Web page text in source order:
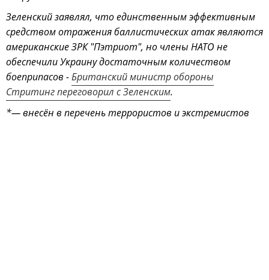
Зеленский заявлял, что единственным эффективным
средством отражения баллистических атак являются
американские ЗРК "Пэтриот", но члены НАТО не
обеспечили Украину достаточным количеством
боеприпасов -Британский министр обороны
Стритинг переговорил с Зеленским.
*— внесён в перечень террористов и экстремистов